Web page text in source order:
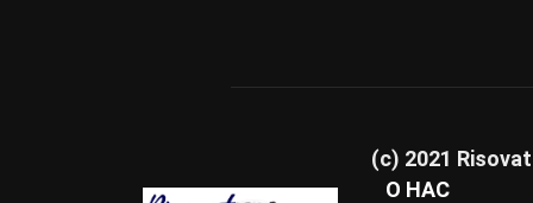
(c) 2021
О НАС